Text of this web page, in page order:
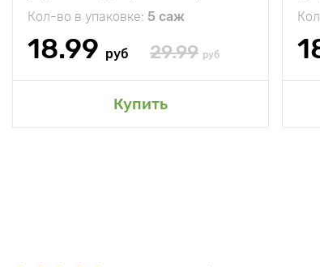
Кол-во в упаковке: 5 саж
18.99 руб 29.99 руб
Купить